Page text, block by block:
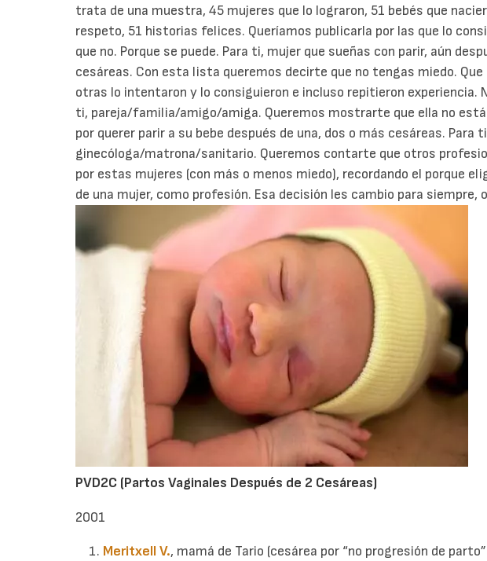
trata de una muestra, 45 mujeres que lo lograron, 51 bebés que
respeto, 51 historias felices. Queríamos publicarla por las que lo
que no. Porque se puede. Para ti, mujer que sueñas con parir, aún
cesáreas. Con esta lista queremos decirte que no tengas miedo.
otras lo intentaron y lo consiguieron e incluso repitieron experiencia.
ti, pareja/familia/amigo/amiga. Queremos mostrarte que ella no está
por querer parir a su bebe después de una, dos o más cesáreas. Para
ginecóloga/matrona/sanitario. Queremos contarte que otros
por estas mujeres (con más o menos miedo), recordando el porque
de una mujer, como profesión. Esa decisión les cambio para siempre,
PVD2C (Partos Vaginales Después de 2 Cesáreas)
2001
Meritxell V., mamá de Tario (cesárea por “no progresión de